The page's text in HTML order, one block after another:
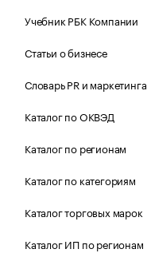
Учебник РБК Компании
Статьи о бизнесе
Словарь PR и маркетинга
Каталог по ОКВЭД
Каталог по регионам
Каталог по категориям
Каталог торговых марок
Каталог ИП по регионам